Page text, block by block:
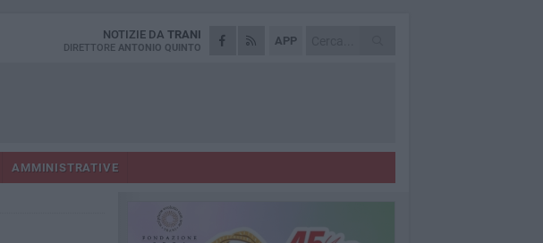
APP
NOTIZIE DA TRANI
DIRETTORE ANTONIO QUINTO
AMMINISTRATIVE